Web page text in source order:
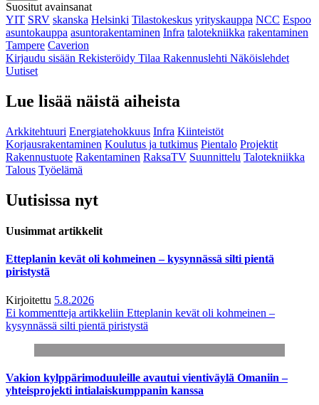
Suositut avainsanat
YIT SRV skanska Helsinki Tilastokeskus yrityskauppa NCC Espoo
asuntokauppa asuntorakentaminen Infra talotekniikka rakentaminen
Tampere Caverion
Kirjaudu sisään Rekisteröidy Tilaa Rakennuslehti Näköislehdet
Uutiset
Lue lisää näistä aiheista
Arkkitehtuuri Energiatehokkuus Infra Kiinteistöt
Korjausrakentaminen Koulutus ja tutkimus Pientalo Projektit
Rakennustuote Rakentaminen RaksaTV Suunnittelu Talotekniikka
Talous Työelämä
Uutisissa nyt
Uusimmat artikkelit
Etteplanin kevät oli kohmeinen – kysynnässä silti pientä
piristystä
Kirjoitettu 5.8.2026
Ei kommentteja artikkeliin Etteplanin kevät oli kohmeinen –
kysynnässä silti pientä piristystä
Vakion kylppärimoduuleille avautui vientiväylä Omaniin –
yhteisprojekti intialaiskumppanin kanssa